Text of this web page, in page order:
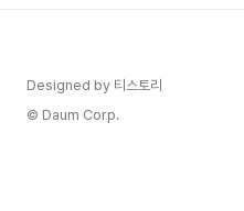
Designed by 티스토리
© Daum Corp.